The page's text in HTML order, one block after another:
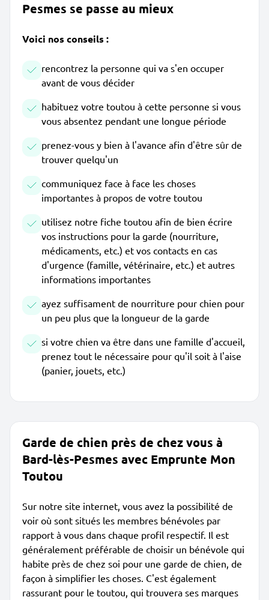
Pesmes se passe au mieux
Voici nos conseils :
rencontrez la personne qui va s'en occuper
avant de vous décider
habituez votre toutou à cette personne si vous
vous absentez pendant une longue période
prenez-vous y bien à l'avance afin d'être sûr de
trouver quelqu'un
communiquez face à face les choses
importantes à propos de votre toutou
utilisez notre fiche toutou afin de bien écrire
vos instructions pour la garde (nourriture,
médicaments, etc.) et vos contacts en cas
d'urgence (famille, vétérinaire, etc.) et autres
informations importantes
ayez suffisament de nourriture pour chien pour
un peu plus que la longueur de la garde
si votre chien va être dans une famille d'accueil,
prenez tout le nécessaire pour qu'il soit à l'aise
(panier, jouets, etc.)
Garde de chien près de chez vous à
Bard-lès-Pesmes avec Emprunte Mon
Toutou
Sur notre site internet, vous avez la possibilité de
voir où sont situés les membres bénévoles par
rapport à vous dans chaque profil respectif. Il est
généralement préférable de choisir un bénévole qui
habite près de chez soi pour une garde de chien, de
façon à simplifier les choses. C'est également
rassurant pour le toutou, qui trouvera ses marques